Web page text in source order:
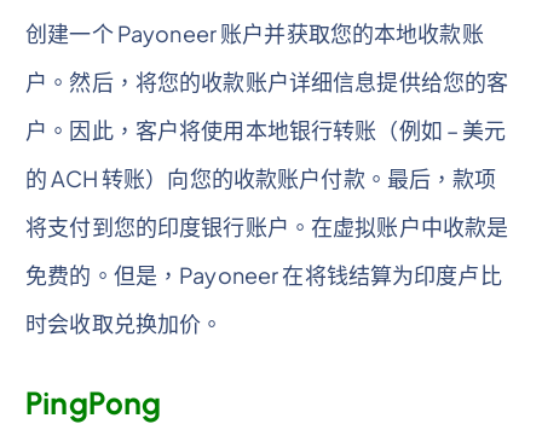
创建一个 Payoneer 账户并获取您的本地收款账
户。然后，将您的收款账户详细信息提供给您的客
户。因此，客户将使用本地银行转账（例如 – 美元
的 ACH 转账）向您的收款账户付款。最后，款项
将支付到您的印度银行账户。在虚拟账户中收款是
免费的。但是，Payoneer 在将钱结算为印度卢比
时会收取兑换加价。
PingPong